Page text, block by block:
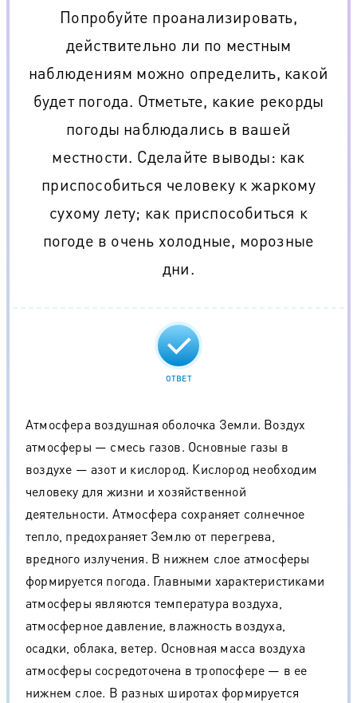
Попробуйте проанализировать,
действительно ли по местным
наблюдениям можно определить, какой
будет погода. Отметьте, какие рекорды
погоды наблюдались в вашей
местности. Сделайте выводы: как
приспособиться человеку к жаркому
сухому лету; как приспособиться к
погоде в очень холодные, морозные
дни.
ОТВЕТ
Атмосфера воздушная оболочка Земли. Воздух
атмосферы — смесь газов. Основные газы в
воздухе — азот и кислород. Кислород необходим
человеку для жизни и хозяйственной
деятельности. Атмосфера сохраняет солнечное
тепло, предохраняет Землю от перегрева,
вредного излучения. В нижнем слое атмосферы
формируется погода. Главными характеристиками
атмосферы являются температура воздуха,
атмосферное давление, влажность воздуха,
осадки, облака, ветер. Основная масса воздуха
атмосферы сосредоточена в тропосфере — в ее
нижнем слое. В разных широтах формируется